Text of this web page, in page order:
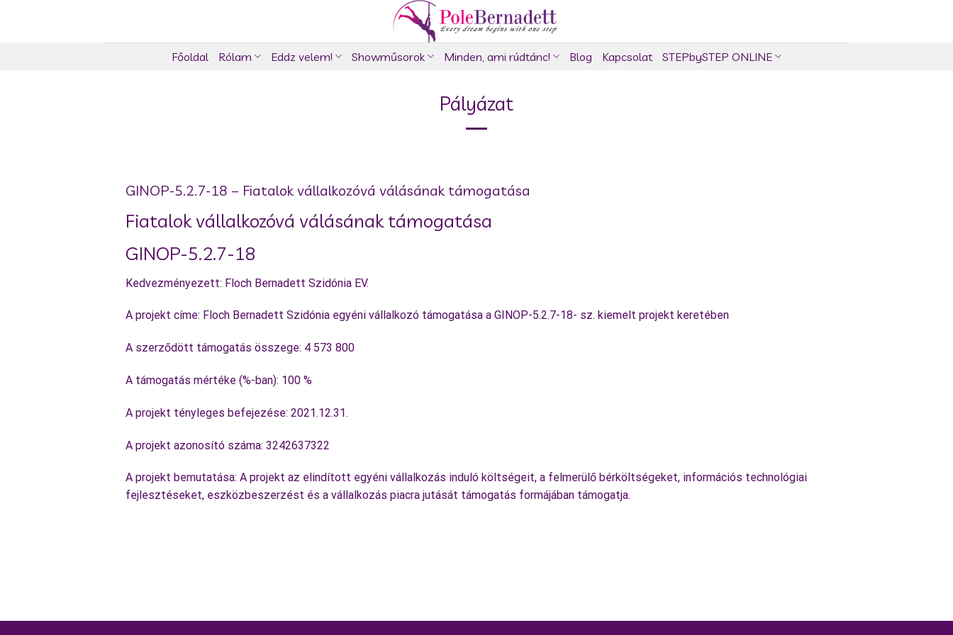
Főoldal Rólam Eddz velem! Showműsorok Minden, ami rúdtánc! Blog Kapcsolat STEPbySTEP ONLINE
Pályázat
GINOP-5.2.7-18 – Fiatalok vállalkozóvá válásának támogatása
Fiatalok vállalkozóvá válásának támogatása
GINOP-5.2.7-18
Kedvezményezett: Floch Bernadett Szidónia EV.
A projekt címe: Floch Bernadett Szidónia egyéni vállalkozó támogatása a GINOP-5.2.7-18- sz. kiemelt projekt keretében
A szerződött támogatás összege: 4 573 800
A támogatás mértéke (%-ban): 100 %
A projekt tényleges befejezése: 2021.12.31.
A projekt azonosító száma: 3242637322
A projekt bemutatása: A projekt az elindított egyéni vállalkozás induló költségeit, a felmerülő bérköltségeket, információs technológiai
fejlesztéseket, eszközbeszerzést és a vállalkozás piacra jutását támogatás formájában támogatja.